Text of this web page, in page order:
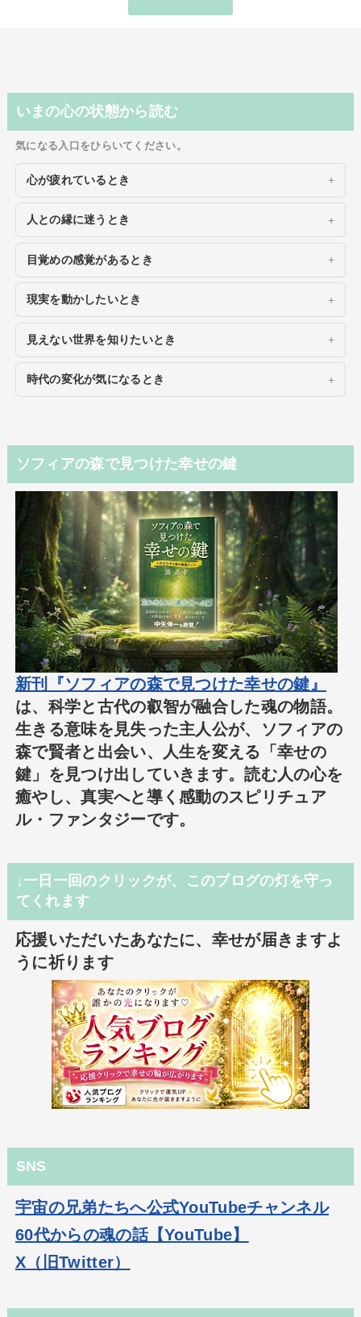
いまの心の状態から読む
気になる入口をひらいてください。
心が疲れているとき
人との縁に迷うとき
目覚めの感覚があるとき
現実を動かしたいとき
見えない世界を知りたいとき
時代の変化が気になるとき
ソフィアの森で見つけた幸せの鍵
新刊『ソフィアの森で見つけた幸せの鍵』
は、科学と古代の叡智が融合した魂の物語。
生きる意味を見失った主人公が、ソフィアの
森で賢者と出会い、人生を変える「幸せの
鍵」を見つけ出していきます。読む人の心を
癒やし、真実へと導く感動のスピリチュア
ル・ファンタジーです。
↓一日一回のクリックが、このブログの灯を守っ
てくれます
応援いただいたあなたに、幸せが届きますよ
うに祈ります
SNS
宇宙の兄弟たちへ公式YouTubeチャンネル
60代からの魂の話【YouTube】
X（旧Twitter）